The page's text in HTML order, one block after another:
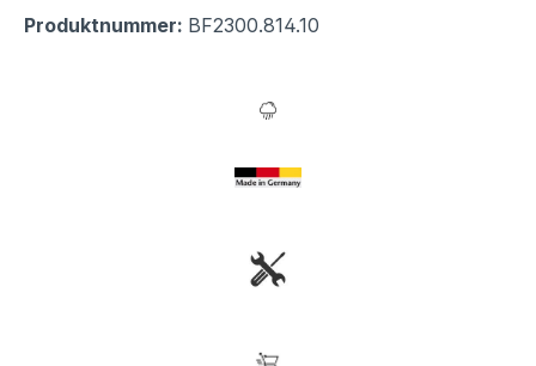
Produktnummer: BF2300.814.10